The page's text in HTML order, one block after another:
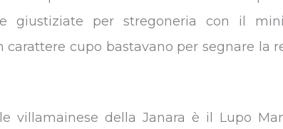
giustiziate per stregoneria con il
carattere cupo bastavano per segnare la
villamainese della Janara è il Lupo